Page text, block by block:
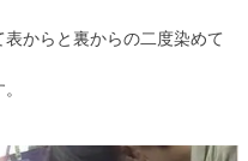
からと裏からの二度染めて